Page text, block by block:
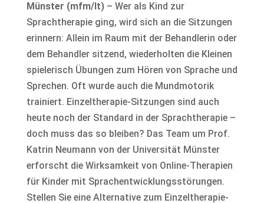
Münster (mfm/lt)– Wer als Kind zur
Sprachtherapie ging, wird sich an die Sitzungen
erinnern: Allein im Raum mit der Behandlerin oder
dem Behandler sitzend, wiederholten die Kleinen
spielerisch Übungen zum Hören von Sprache und
Sprechen. Oft wurde auch die Mundmotorik
trainiert. Einzeltherapie-Sitzungen sind auch
heute noch der Standard in der Sprachtherapie –
doch muss das so bleiben? Das Team um Prof.
Katrin Neumann von der Universität Münster
erforscht die Wirksamkeit von Online-Therapien
für Kinder mit Sprachentwicklungsstörungen.
Stellen Sie eine Alternative zum Einzeltherapie-